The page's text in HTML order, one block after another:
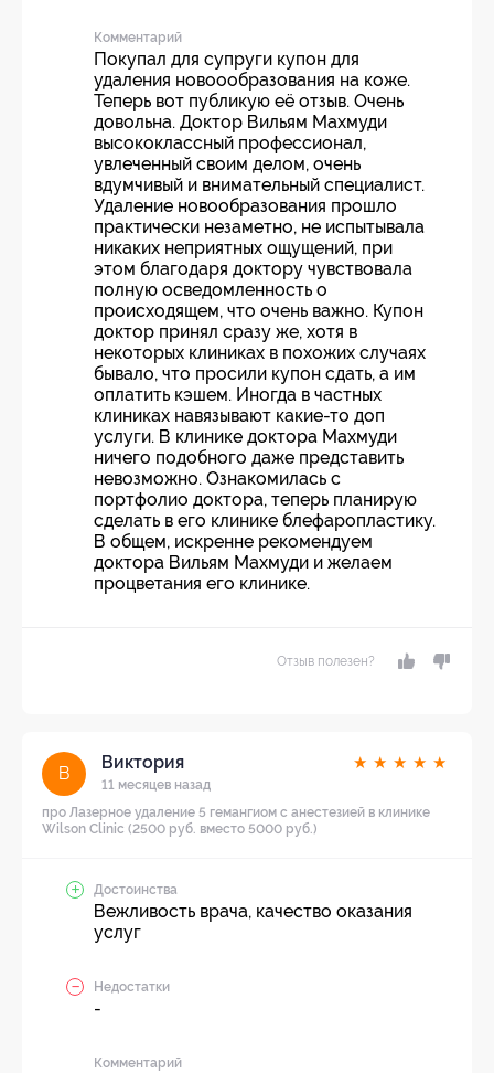
Комментарий
Покупал для супруги купон для
удаления новоообразования на коже.
Теперь вот публикую её отзыв. Очень
довольна. Доктор Вильям Махмуди
высококлассный профессионал,
увлеченный своим делом, очень
вдумчивый и внимательный специалист.
Удаление новообразования прошло
практически незаметно, не испытывала
никаких неприятных ощущений, при
этом благодаря доктору чувствовала
полную осведомленность о
происходящем, что очень важно. Купон
доктор принял сразу же, хотя в
некоторых клиниках в похожих случаях
бывало, что просили купон сдать, а им
оплатить кэшем. Иногда в частных
клиниках навязывают какие-то доп
услуги. В клинике доктора Махмуди
ничего подобного даже представить
невозможно. Ознакомилась с
портфолио доктора, теперь планирую
сделать в его клинике блефаропластику.
В общем, искренне рекомендуем
доктора Вильям Махмуди и желаем
процветания его клинике.
Отзыв полезен?
В
Виктория
11 месяцев назад
★ ★ ★ ★ ★
про Лазерное удаление 5 гемангиом с анестезией в клинике
Wilson Clinic (2500 руб. вместо 5000 руб.)
Достоинства
Вежливость врача, качество оказания
услуг
Недостатки
-
Комментарий